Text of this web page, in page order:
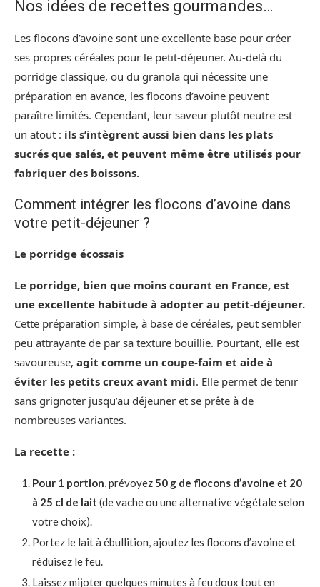
Nos idées de recettes gourmandes…
Les flocons d’avoine sont une excellente base pour créer
ses propres céréales pour le petit-déjeuner. Au-delà du
porridge classique, ou du granola qui nécessite une
préparation en avance, les flocons d’avoine peuvent
paraître limités. Cependant, leur saveur plutôt neutre est
un atout : ils s’intègrent aussi bien dans les plats
sucrés que salés, et peuvent même être utilisés pour
fabriquer des boissons.
Comment intégrer les flocons d’avoine dans
votre petit-déjeuner ?
Le porridge écossais
Le porridge, bien que moins courant en France, est
une excellente habitude à adopter au petit-déjeuner.
Cette préparation simple, à base de céréales, peut sembler
peu attrayante de par sa texture bouillie. Pourtant, elle est
savoureuse, agit comme un coupe-faim et aide à
éviter les petits creux avant midi. Elle permet de tenir
sans grignoter jusqu’au déjeuner et se prête à de
nombreuses variantes.
La recette :
Pour 1 portion, prévoyez50 g de flocons d’avoine et 20
à 25 cl de lait (de vache ou une alternative végétale selon
votre choix).
Portez le lait à ébullition, ajoutez les flocons d’avoine et
réduisez le feu.
Laissez mijoter quelques minutes à feu doux tout en